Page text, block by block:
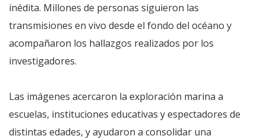
inédita. Millones de personas siguieron las
transmisiones en vivo desde el fondo del océano y
acompañaron los hallazgos realizados por los
investigadores.
Las imágenes acercaron la exploración marina a
escuelas, instituciones educativas y espectadores de
distintas edades, y ayudaron a consolidar una